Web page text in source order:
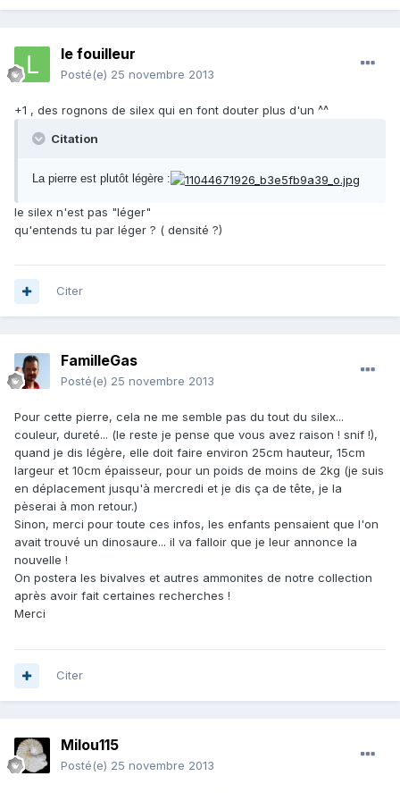
le fouilleur
Posté(e) 25 novembre 2013
+1 , des rognons de silex qui en font douter plus d'un ^^
Citation
La pierre est plutôt légère :
le silex n'est pas "léger"
qu'entends tu par léger ? ( densité ?)
Citer
FamilleGas
Posté(e) 25 novembre 2013
Pour cette pierre, cela ne me semble pas du tout du silex...
couleur, dureté... (le reste je pense que vous avez raison ! snif !),
quand je dis légère, elle doit faire environ 25cm hauteur, 15cm
largeur et 10cm épaisseur, pour un poids de moins de 2kg (je suis
en déplacement jusqu'à mercredi et je dis ça de tête, je la
pèserai à mon retour.)
Sinon, merci pour toute ces infos, les enfants pensaient que l'on
avait trouvé un dinosaure... il va falloir que je leur annonce la
nouvelle !
On postera les bivalves et autres ammonites de notre collection
après avoir fait certaines recherches !
Merci
Citer
Milou115
Posté(e) 25 novembre 2013